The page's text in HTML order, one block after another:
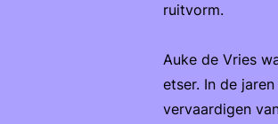
ruitvorm.
Auke de Vries
etser. In de
vervaardigen